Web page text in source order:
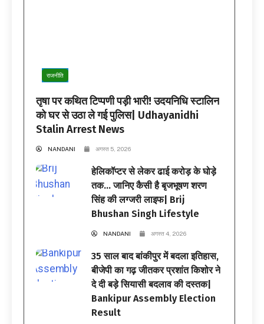
राजनीति
तृषा पर कथित टिप्पणी पड़ी भारी! उदयनिधि स्टालिन
को घर से उठा ले गई पुलिस| Udhayanidhi
Stalin Arrest News
NANDANI अगस्त 5, 2026
हेलिकॉप्टर से लेकर ढाई करोड़ के घोड़े
तक… जानिए कैसी है बृजभूषण शरण
सिंह की लग्जरी लाइफ| Brij
Bhushan Singh Lifestyle
NANDANI अगस्त 4, 2026
35 साल बाद बांकीपुर में बदला इतिहास,
बीजेपी का गढ़ जीतकर प्रशांत किशोर ने
दे दी बड़े सियासी बदलाव की दस्तक|
Bankipur Assembly Election
Result